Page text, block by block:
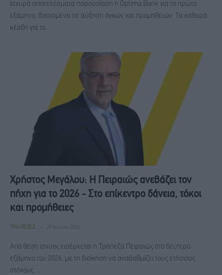
Ισχυρά αποτελέσματα παρουσίαση η Optima Bank για το πρώτο
εξάμηνο, βασισμένα σε αύξηση όγκων και προμηθειών. Τα καθαρά
κέρδη για το…
Χρήστος Μεγάλου: Η Πειραιώς ανεβάζει τον
πήχη για το 2026 - Στο επίκεντρο δάνεια, τόκοι
και προμήθειες
ΤΡΆΠΕΖΕΣ 29 Ιουλίου, 2026
Από θέση ισχύος εισέρχεται η Τράπεζα Πειραιώς στο δεύτερο
εξάμηνο του 2026, με τη διοίκηση να αναβαθμίζει τους ετήσιους
στόχους…